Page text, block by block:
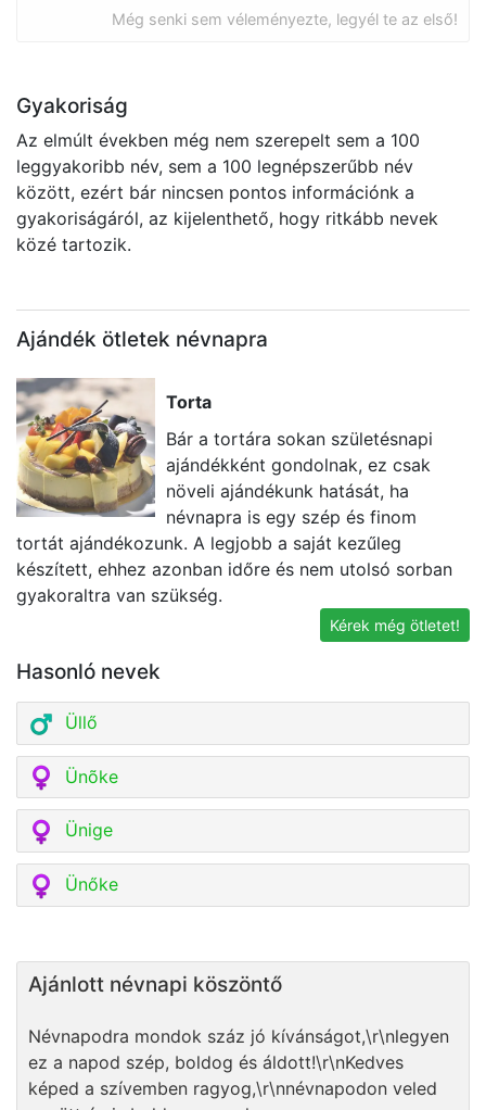
Még senki sem véleményezte, legyél te az első!
Gyakoriság
Az elmúlt években még nem szerepelt sem a 100
leggyakoribb név, sem a 100 legnépszerűbb név
között, ezért bár nincsen pontos információnk a
gyakoriságáról, az kijelenthető, hogy ritkább nevek
közé tartozik.
Ajándék ötletek névnapra
Torta
Bár a tortára sokan születésnapi
ajándékként gondolnak, ez csak
növeli ajándékunk hatását, ha
névnapra is egy szép és finom
tortát ajándékozunk. A legjobb a saját kezűleg
készített, ehhez azonban időre és nem utolsó sorban
gyakoraltra van szükség.
Kérek még ötletet!
Hasonló nevek
Üllő
Ünõke
Ünige
Ünőke
Ajánlott névnapi köszöntő
Névnapodra mondok száz jó kívánságot,\r\nlegyen
ez a napod szép, boldog és áldott!\r\nKedves
képed a szívemben ragyog,\r\nnévnapodon veled